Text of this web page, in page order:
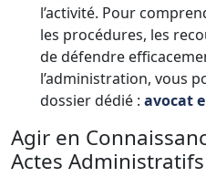
l’activité. Pour
les procédures, les
de défendre
l’administration, vous
dossier dédié : avocat
Agir en
Actes Administratifs